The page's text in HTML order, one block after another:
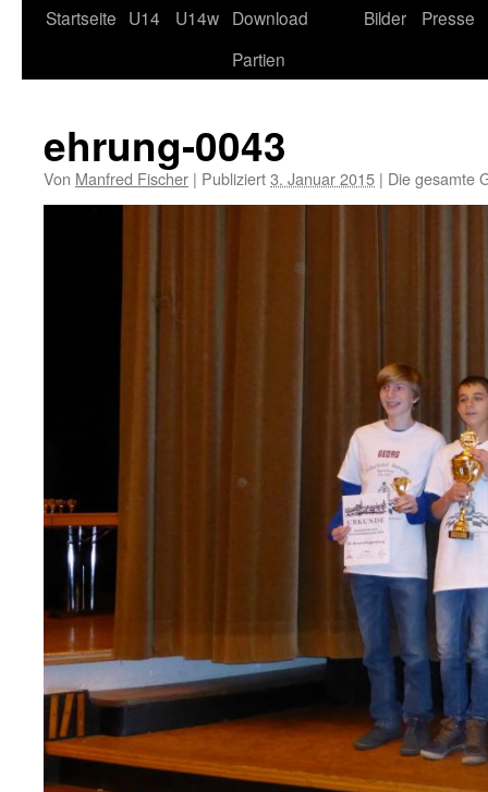
Zum
Startseite U14 U14w Download
Partien
Bilder Presse
ehrung-0043
Von Manfred Fischer | Publiziert3. Januar 2015 | Die gesamte